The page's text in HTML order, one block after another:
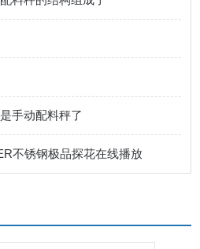
手动配料秤了
不锈钢极品探花在线播放